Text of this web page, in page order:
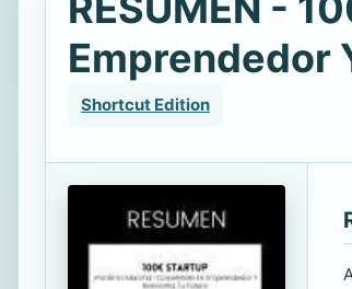
Emprendedor
Shortcut Edition